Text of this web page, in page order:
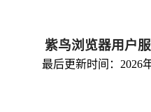
紫鸟浏览器用户
最后更新时间：2026